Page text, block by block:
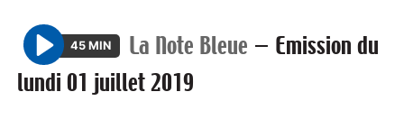
P
l
45 MIN La Note Bleue — Emission du
lundi 01 juillet 2019